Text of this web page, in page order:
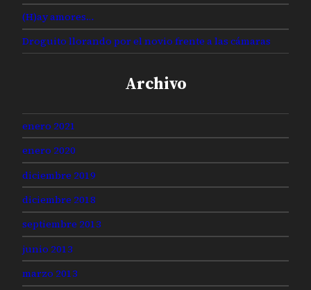
(H)ay amores…
Droguito llorando por el novio frente a las cámaras
Archivo
enero 2021
enero 2020
diciembre 2019
diciembre 2018
septiembre 2013
junio 2013
marzo 2013